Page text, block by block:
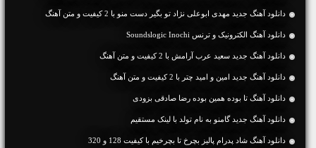
دانلود آهنگ جديد مهدی ابوعلی نژاد تو بگیر دست منو با 2 کیفیت و متن آهنگ
دانلود آهنگ الکترونیک و ترنس Soundslogic Inochi
دانلود آهنگ جديد سعید عرب آرامش با 2 کیفیت و متن آهنگ
دانلود آهنگ جديد امین و امید چتر با 2 کیفیت و متن آهنگ
دانلود آهنگ تا بوده همین بوده رضا صادقی بزودی
دانلود آهنگ جديد گامنو به نام تولد با لینک مستقیم
دانلود آهنگ شاد پدرام پالیز بچرخ تا بچرخیم با کیفیت 128 و 320